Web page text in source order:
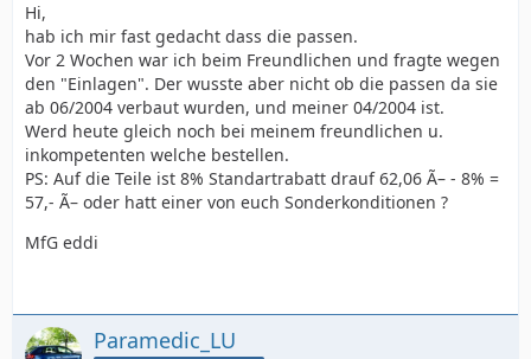
Hi,
hab ich mir fast gedacht dass die passen.
Vor 2 Wochen war ich beim Freundlichen und fragte wegen
den "Einlagen". Der wusste aber nicht ob die passen da sie
ab 06/2004 verbaut wurden, und meiner 04/2004 ist.
Werd heute gleich noch bei meinem freundlichen u.
inkompetenten welche bestellen.
PS: Auf die Teile ist 8% Standartrabatt drauf 62,06 Ã– - 8% =
57,- Ã– oder hatt einer von euch Sonderkonditionen ?
MfG eddi
Paramedic_LU